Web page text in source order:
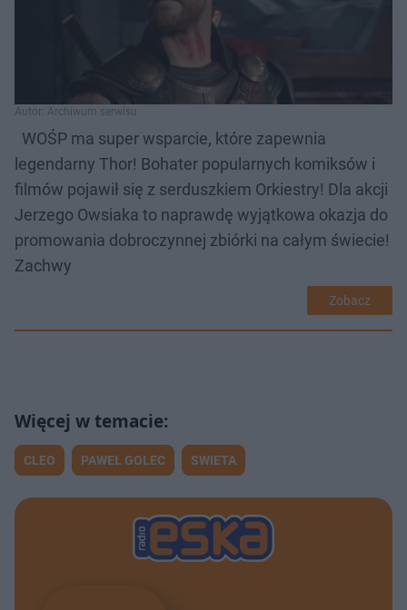
Autor: Archiwum serwisu
WOŚP ma super wsparcie, które zapewnia
legendarny Thor! Bohater popularnych komiksów i
filmów pojawił się z serduszkiem Orkiestry! Dla akcji
Jerzego Owsiaka to naprawdę wyjątkowa okazja do
promowania dobroczynnej zbiórki na całym świecie!
Zachwy
Zobacz
CLEO PAWEŁ GOLEC SWIETA